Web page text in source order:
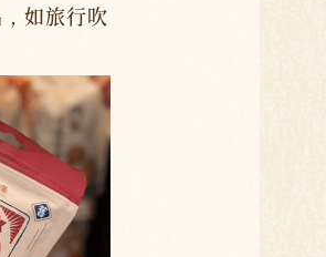
如旅行吹